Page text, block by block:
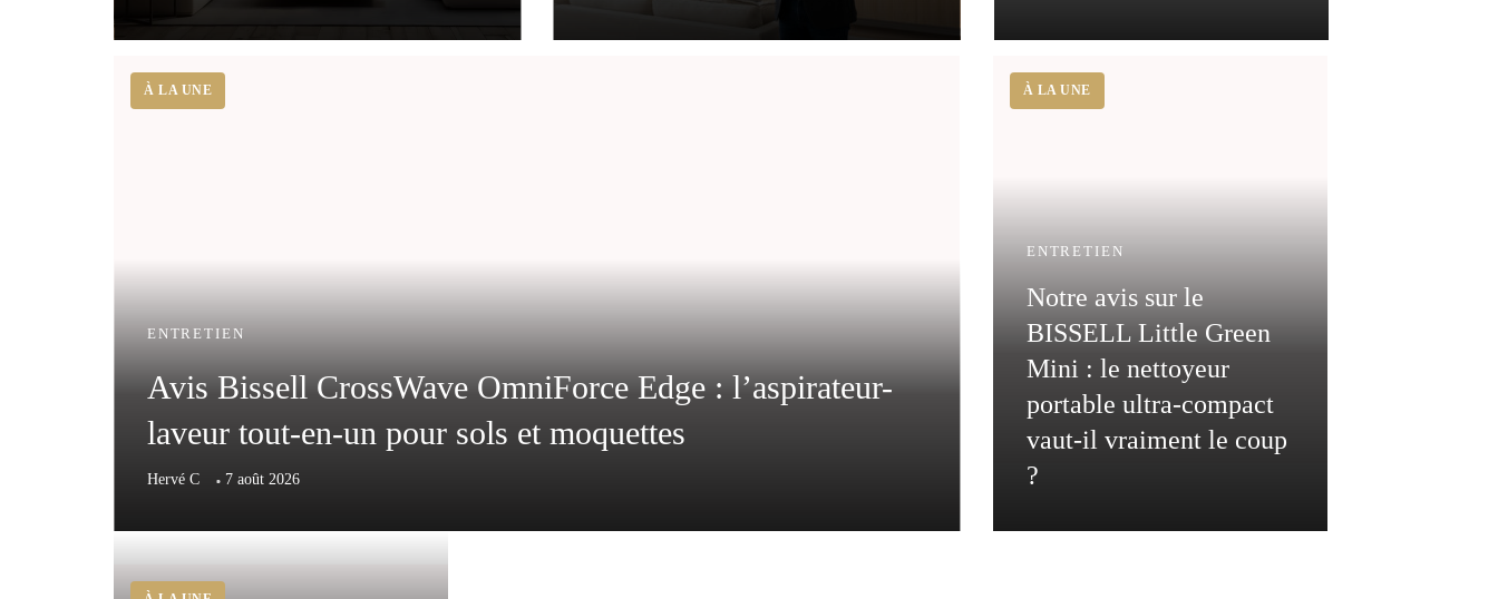
ENTRETIEN
Avis Bissell CrossWave OmniForce Edge : l’aspirateur-
laveur tout-en-un pour sols et moquettes
Hervé C 7 août 2026
ENTRETIEN
Notre avis sur le
BISSELL Little Green
Mini : le nettoyeur
portable ultra-compact
vaut-il vraiment le coup
?